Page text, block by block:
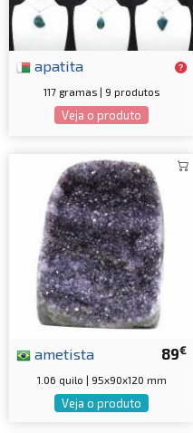
apatita
117 gramas | 9 produtos
Veja o produto
89€
ametista
1.06 quilo | 95x90x120 mm
Veja o produto